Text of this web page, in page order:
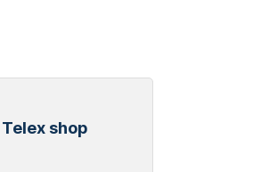
Telex shop